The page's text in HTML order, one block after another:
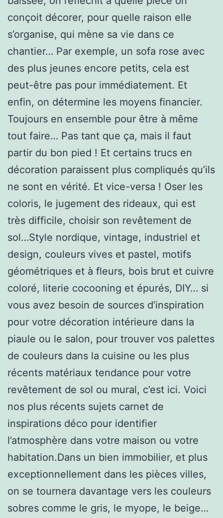
conçoit décorer, pour quelle raison elle
s’organise, qui mène sa vie dans ce
chantier… Par exemple, un sofa rose avec
des plus jeunes encore petits, cela est
peut-être pas pour immédiatement. Et
enfin, on détermine les moyens financier.
Toujours en ensemble pour être à même
tout faire… Pas tant que ça, mais il faut
partir du bon pied ! Et certains trucs en
décoration paraissent plus compliqués qu’ils
ne sont en vérité. Et vice-versa ! Oser les
coloris, le jugement des rideaux, qui est
très difficile, choisir son revêtement de
sol…Style nordique, vintage, industriel et
design, couleurs vives et pastel, motifs
géométriques et à fleurs, bois brut et cuivre
coloré, literie cocooning et épurés, DIY… si
vous avez besoin de sources d’inspiration
pour votre décoration intérieure dans la
piaule ou le salon, pour trouver vos palettes
de couleurs dans la cuisine ou les plus
récents matériaux tendance pour votre
revêtement de sol ou mural, c’est ici. Voici
nos plus récents sujets carnet de
inspirations déco pour identifier
l’atmosphère dans votre maison ou votre
habitation.Dans un bien immobilier, et plus
exceptionnellement dans les pièces villes,
on se tournera davantage vers les couleurs
sobres comme le gris, le myope, le beige…